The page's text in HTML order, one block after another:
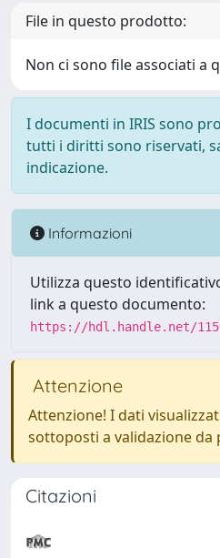
File in questo prodotto:
Non ci sono file associati a
I documenti in IRIS sono
tutti i diritti sono riservati,
indicazione.
Informazioni
Utilizza questo
link a questo documento:
https://hdl.handle.net/
Attenzione
Attenzione! I dati
sottoposti a validazione da
Citazioni